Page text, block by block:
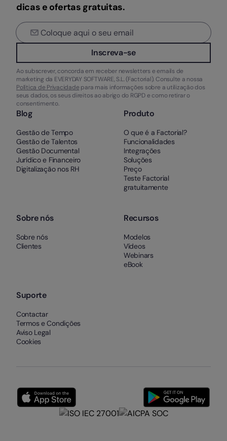
dicas e ofertas gratuitas.
Inscreva-se
Ao subscrever, concorda em receber newsletters e emails de
marketing da EVERYDAY SOFTWARE, S.L. (Factorial). Consulte a nossa
Política de Privacidade para mais informações sobre a utilização dos
seus dados, os seus direitos ao abrigo do RGPD e como retirar o
consentimento.
Blog
Gestão de Tempo
Gestão de Talentos
Gestão Documental
Jurídico e Financeiro
Digitalização nos RH
Produto
O que é a Factorial?
Funcionalidades
Integrações
Soluções
Preço
Teste Factorial
gratuitamente
Sobre nós
Sobre nós
Clientes
Recursos
Modelos
Vídeos
Webinars
eBook
Suporte
Contactar
Termos e Condições
Aviso Legal
Cookies